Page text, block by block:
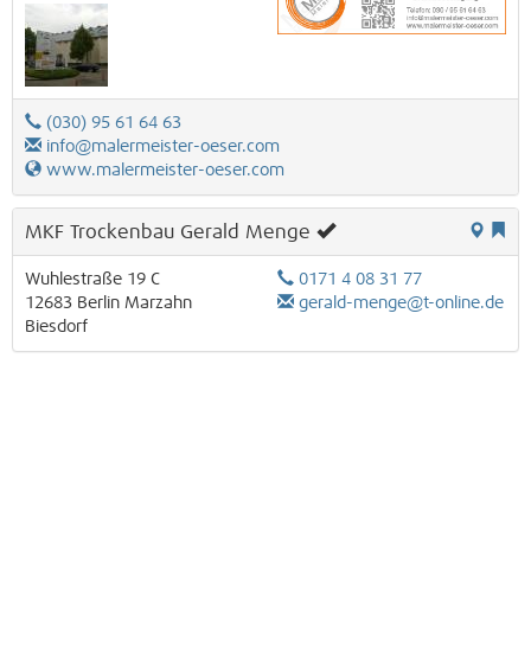
(030) 95 61 64 63
info@malermeister-oeser.com
www.malermeister-oeser.com
MKF Trockenbau Gerald Menge
Wuhlestraße 19 C
12683 Berlin Marzahn
Biesdorf
0171 4 08 31 77
gerald-menge@t-online.de